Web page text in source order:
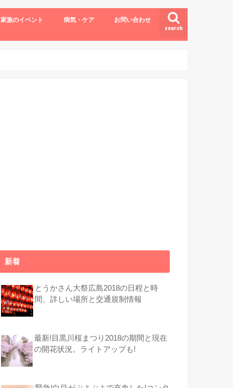
search
家族のイベント 病気・ケア お問い合わせ
新着
とうかさん大祭広島2018の日程と時
間、詳しい場所と交通規制情報
最新!目黒川桜まつり2018の期間と現在
の開花状況。ライトアップも!